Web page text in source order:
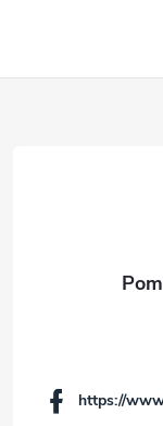
https://